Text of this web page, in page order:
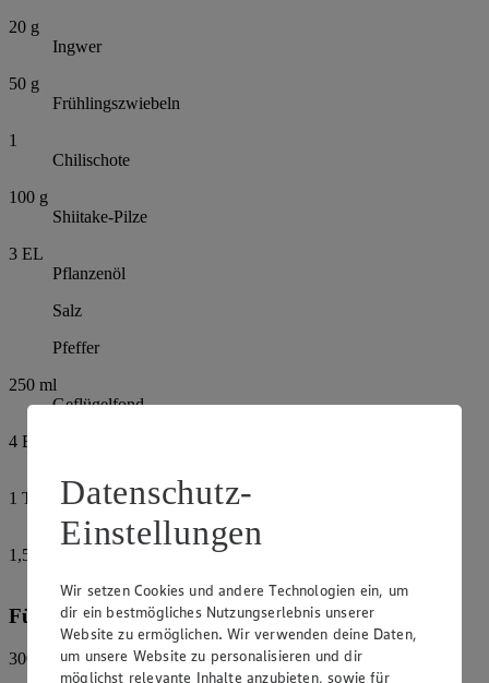
20 g
Ingwer
50 g
Frühlingszwiebeln
1
Chilischote
100 g
Shiitake-Pilze
3 EL
Pflanzenöl
Salz
Pfeffer
250 ml
Geflügelfond
4 EL
1 TL
Speisestärke
1,5
Für den Reis:
300
Basmatireis
Datenschutz-
Einstellungen
Wir setzen Cookies und andere Technologien ein, um
dir ein bestmögliches Nutzungserlebnis unserer
Website zu ermöglichen. Wir verwenden deine Daten,
um unsere Website zu personalisieren und dir
möglichst relevante Inhalte anzubieten, sowie für